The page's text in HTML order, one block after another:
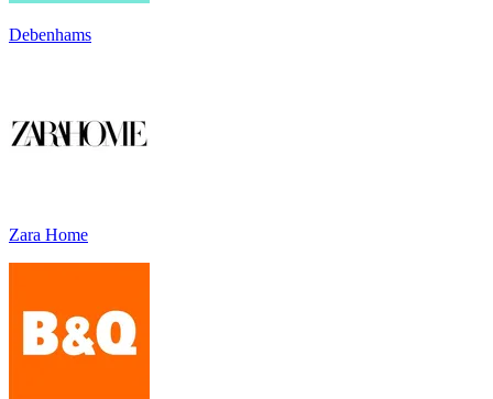
Debenhams
Zara Home